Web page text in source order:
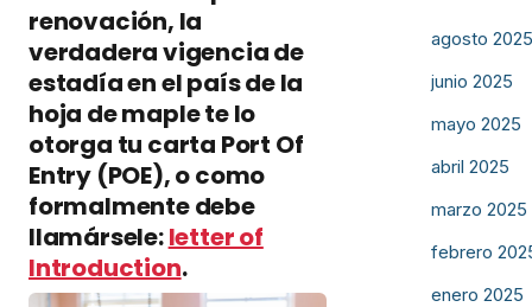
renovación, la
verdadera vigencia de
estadía en el país de la
hoja de maple te lo
otorga tu carta Port Of
Entry (POE), o como
formalmente debe
llamársele:letter of
Introduction.
agosto 2025
junio 2025
mayo 2025
abril 2025
marzo 2025
febrero
enero 2025